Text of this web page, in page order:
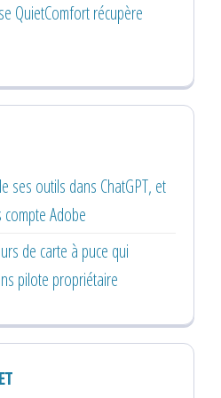
QuietComfort récupère
ses outils dans ChatGPT, et
Adobe
de carte à puce qui
pilote propriétaire